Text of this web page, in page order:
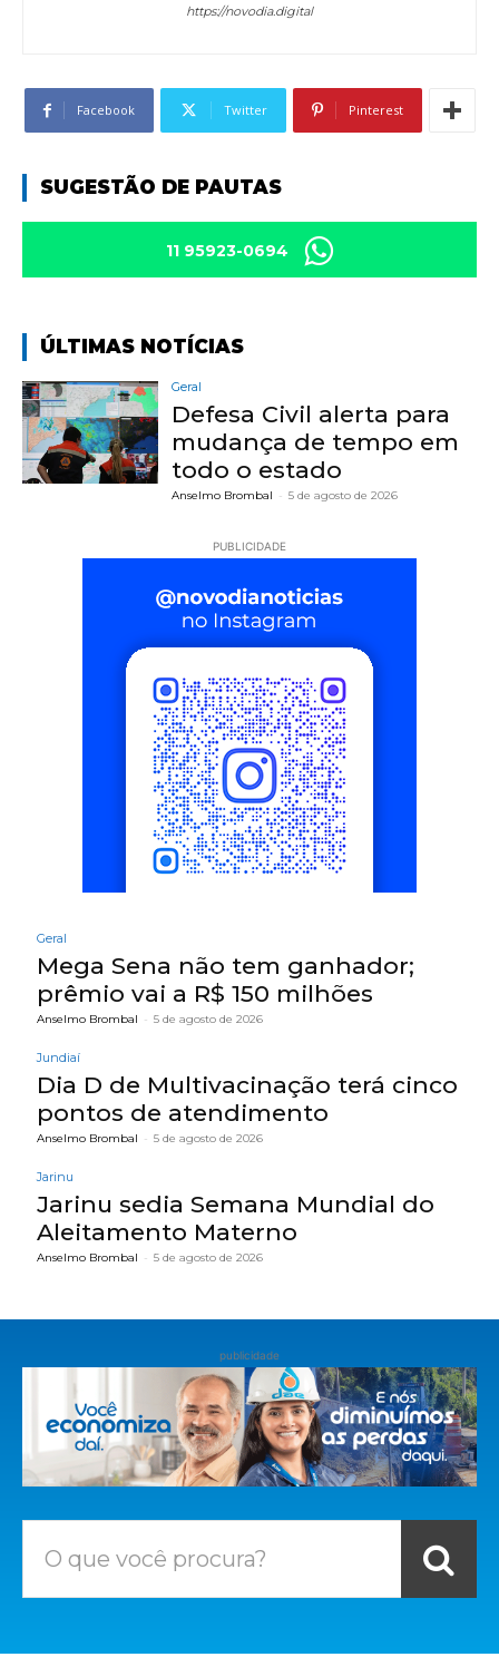
https://novodia.digital
Facebook Twitter Pinterest
SUGESTÃO DE PAUTAS
11 95923-0694
ÚLTIMAS NOTÍCIAS
Geral
Defesa Civil alerta para
mudança de tempo em
todo o estado
Anselmo Brombal - 5 de agosto de 2026
PUBLICIDADE
Geral
Mega Sena não tem ganhador;
prêmio vai a R$ 150 milhões
Anselmo Brombal - 5 de agosto de 2026
Jundiaí
Dia D de Multivacinação terá cinco
pontos de atendimento
Anselmo Brombal - 5 de agosto de 2026
Jarinu
Jarinu sedia Semana Mundial do
Aleitamento Materno
Anselmo Brombal - 5 de agosto de 2026
publicidade
O que você procura?